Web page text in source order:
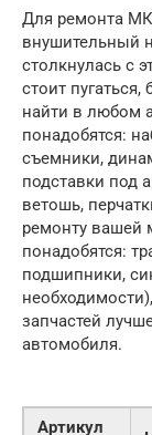
Для ремонта
внушительный
столкнулась с
стоит
найти в любом
понадобятся:
съемники,
подставки под
ветошь,
ремонту вашей
понадобятся:
подшипники,
запчастей
автомобиля.
Артикул